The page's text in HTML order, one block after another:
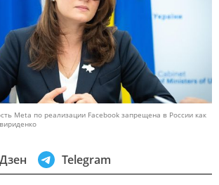
Meta по реализации Facebook запрещена в России как
Дзен Telegram